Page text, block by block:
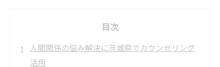
目次
人間関係の悩み解決に茨城県でカウンセリング
活用